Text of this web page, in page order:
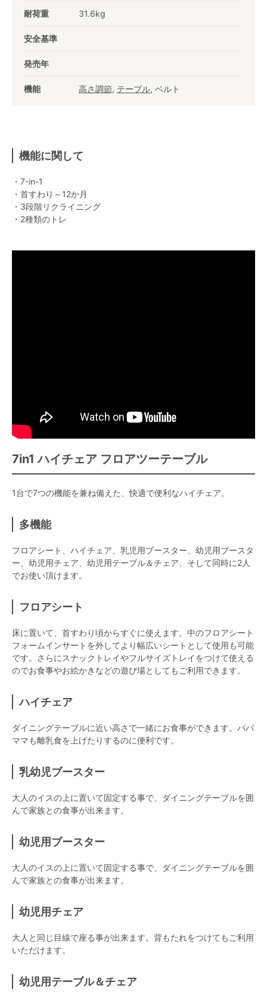
耐荷重 31.6kg
安全基準
発売年
機能 高さ調節, テーブル, ベルト
機能に関して
・7-in-1
・首すわり～12か月
・3段階リクライニング
・2種類のトレ
7in1 ハイチェア フロアツーテーブル
1台で7つの機能を兼ね備えた、快適で便利なハイチェア。
多機能
フロアシート、ハイチェア、乳児用ブースター、幼児用ブースタ
ー、幼児用チェア、幼児用テーブル＆チェア、そして同時に2人
でお使い頂けます。
フロアシート
床に置いて、首すわり頃からすぐに使えます。中のフロアシート
フォームインサートを外してより幅広いシートとして使用も可能
です。さらにスナックトレイやフルサイズトレイをつけて使える
のでお食事やお絵かきなどの遊び場としてもご利用できます。
ハイチェア
ダイニングテーブルに近い高さで一緒にお食事ができます。パパ
ママも離乳食を上げたりするのに便利です。
乳幼児ブースター
大人のイスの上に置いて固定する事で、ダイニングテーブルを囲
んで家族との食事が出来ます。
幼児用ブースター
大人のイスの上に置いて固定する事で、ダイニングテーブルを囲
んで家族との食事が出来ます。
幼児用チェア
大人と同じ目線で座る事が出来ます。背もたれをつけてもご利用
いただけます。
幼児用テーブル＆チェア